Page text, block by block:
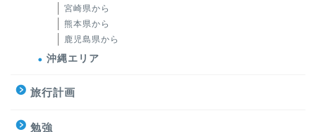
宮崎県から
熊本県から
鹿児島県から
沖縄エリア
旅行計画
勉強